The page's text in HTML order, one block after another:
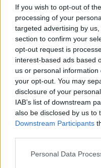
If you wish to opt-out of
processing of your
targeted advertising by
section to confirm your
opt-out request is
interest-based ads based
us or personal
your opt-out. You may
disclosure of your
IAB’s list of downstream
also be disclosed by us to
Downstream Participants
Please note that this
Personal Data
καφενεία με
ότι φιλοξενούσαν
αντιφρονούντες
έκαναν λόγο για
συνόδευαν τον
ξεπηδούσαν μέσα
κοινωνικούς